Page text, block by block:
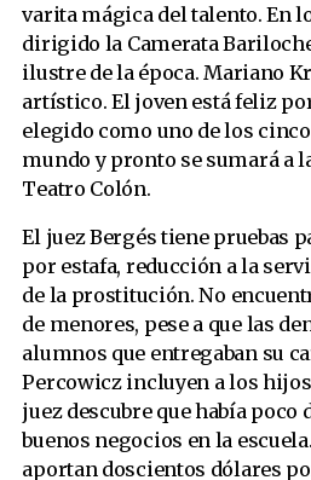
varita mágica del talento. En
dirigido la Camerata
ilustre de la época. Mariano
artístico. El joven está feliz
elegido como uno de los
mundo y pronto se sumará a
Teatro Colón.
El juez Bergés tiene pruebas
por estafa, reducción a la
de la prostitución. No
de menores, pese a que las
alumnos que entregaban su
Percowicz incluyen a los
juez descubre que había poco
buenos negocios en la
aportan doscientos dólares